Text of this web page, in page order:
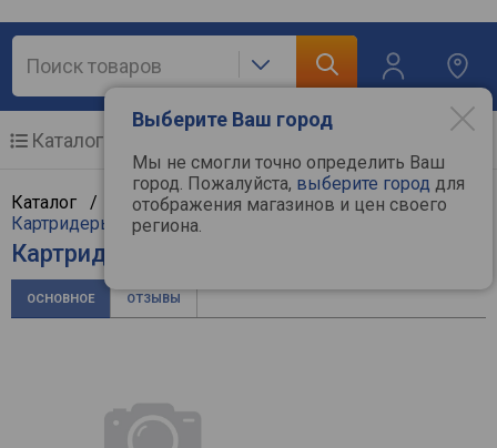
Выберите Ваш город
Мы не смогли точно определить Ваш
город. Пожалуйста, выберите город для
отображения магазинов и цен своего
региона.
Каталог
Каталог / Компьютерная техника/ Мультимедиа
Картридеры и USB-хабы
Картридер Ritmix CR-2010
ОСНОВНОЕ ОТЗЫВЫ